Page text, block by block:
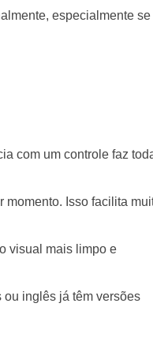
especialmente se
com um controle faz
momento. Isso facilita
visual mais limpo e
inglês já têm versões